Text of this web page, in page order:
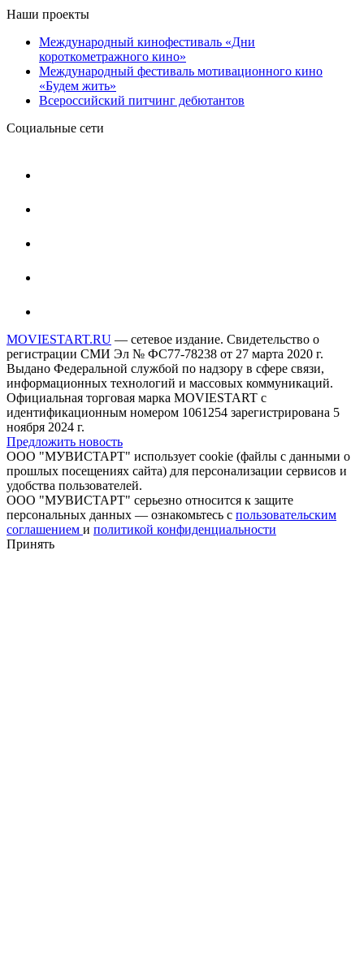
Наши проекты
Международный кинофестиваль «Дни
короткометражного кино»
Международный фестиваль мотивационного кино
«Будем жить»
Всероссийский питчинг дебютантов
Социальные сети
MOVIESTART.RU — сетевое издание. Свидетельство о
регистрации СМИ Эл № ФС77-78238 от 27 марта 2020 г.
Выдано Федеральной службой по надзору в сфере связи,
информационных технологий и массовых коммуникаций.
Официальная торговая марка MOVIESTART с
идентификационным номером 1061254 зарегистрирована 5
ноября 2024 г.
Предложить новость
ООО "МУВИСТАРТ" использует cookie (файлы с данными о
прошлых посещениях сайта) для персонализации сервисов и
удобства пользователей.
ООО "МУВИСТАРТ" серьезно относится к защите
персональных данных — ознакомьтесь с пользовательским
соглашением и политикой конфиденциальности
Принять